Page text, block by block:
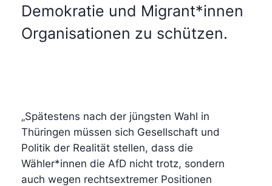
Demokratie und Migrant*innen
Organisationen zu schützen.
„Spätestens nach der jüngsten Wahl in
Thüringen müssen sich Gesellschaft und
Politik der Realität stellen, dass die
Wähler*innen die AfD nicht trotz, sondern
auch wegen rechtsextremer Positionen